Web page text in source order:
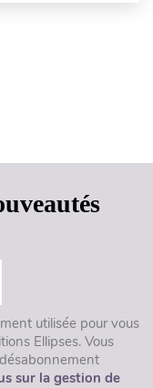
utilisée pour vous
Ellipses. Vous
sur la gestion de